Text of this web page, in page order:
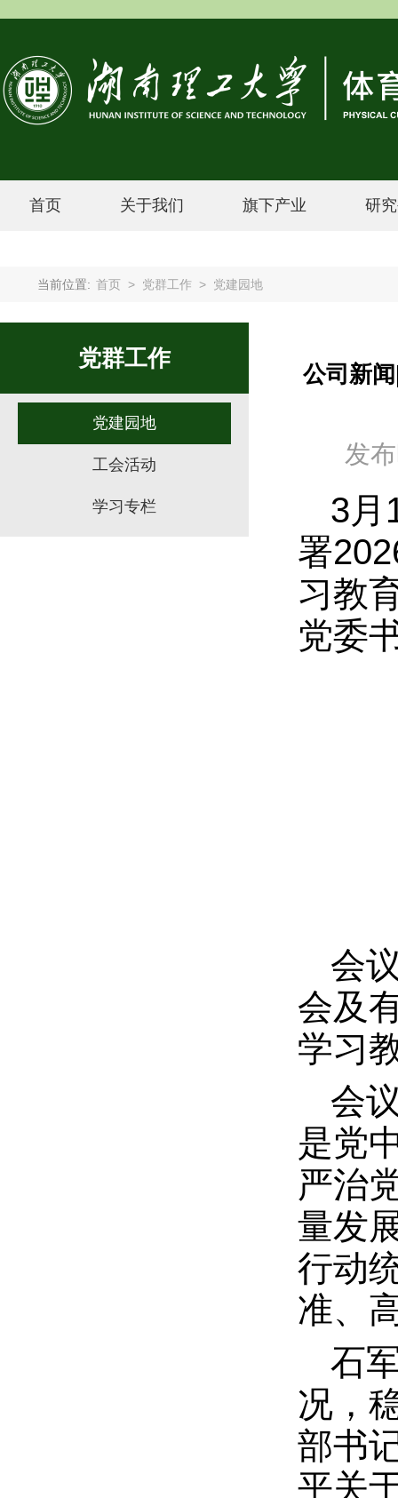
首页 关于我们 旗下产业 研
当前位置: 首页 > 党群工作 > 党建园地
党群工作
党建园地
工会活动
学习专栏
公司新
发
3月
署
习教
党委
会
会及
学习
会
是党
严治
量发
行动
准、
石
况，
部书
平关